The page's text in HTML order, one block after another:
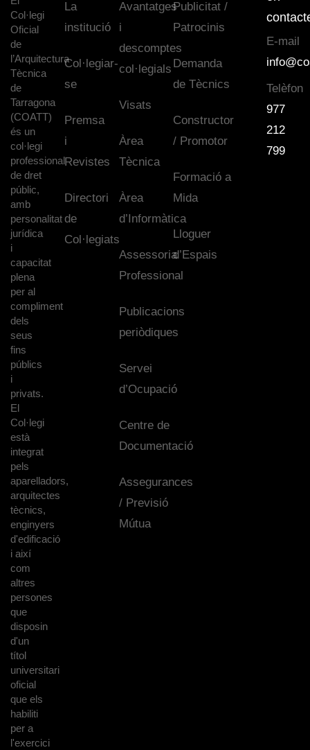
Col·legi
Oficial
de
l’Arquitectura
Tècnica
de
Tarragona
(COATT)
és un
col·legi
professional
de dret
públic,
amb
personalitat
jurídica
i
capacitat
plena
per al
compliment
dels
seus
fins
públics
i
privats.
El
Col·legi
està
integrat
pels
aparelladors,
arquitectes
tècnics,
enginyers
d'edificació
i així
com
altres
persones
que
disposin
d'un
títol
universitari
oficial
que els
habiliti
per a
l'exercici
La
institució
Col·legiar-
se
Premsa
i
Revistes
Directori
de
Col·legiats
Avantatges
i
descomptes
col·legials
Visats
Àrea
Tècnica
Àrea
d’Informàtica
Assessoria
Professional
Publicacions
periòdiques
Servei
d’Ocupació
Centre de
Documentació
Assegurances
/ Previsió
Mútua
Publicitat /
Patrocinis
Demanda
de Tècnics
Constructor
/ Promotor
Formació a
Mida
Lloguer
d’Espais
E-mail
Telèfon
977
212
799